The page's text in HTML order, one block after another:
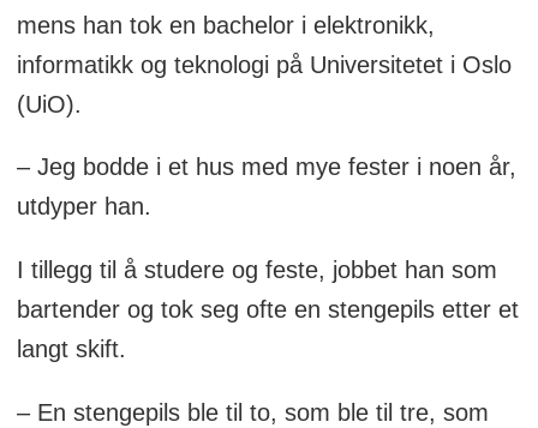
mens han tok en bachelor i elektronikk,
informatikk og teknologi på Universitetet i Oslo
(UiO).
– Jeg bodde i et hus med mye fester i noen år,
utdyper han.
I tillegg til å studere og feste, jobbet han som
bartender og tok seg ofte en stengepils etter et
langt skift.
– En stengepils ble til to, som ble til tre, som